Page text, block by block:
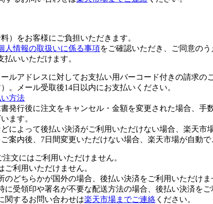
料）をお客様にご負担いただきます。
人情報の取扱いに係る事項をご確認いただき、ご同意のう
いいただけます。
ルアドレスに対してお支払い用バーコード付きの請求
。メール受取後14日以内にお支払いください。
方法
発行後に注文をキャンセル・金額を変更された場合、
ます。
によって後払い決済がご利用いただけない場合、楽天市
案内後、7日間変更いただけない場合、楽天市場が自動で
文にはご利用いただけません。
利用いただけません。
どちらかが国外の場合、後払い決済をご利用いただけま
受領印や署名が不要な配送方法の場合、後払い決済をご
関するお問い合わせは楽天市場までご連絡 ください。